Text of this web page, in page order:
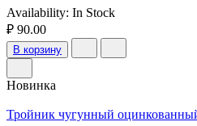
Availability: In Stock
₽ 90.00
В корзину
Новинка
Тройник чугунный